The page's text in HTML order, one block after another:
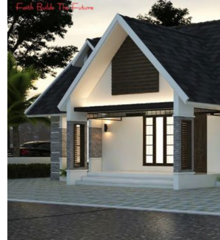
BƠM TRỤC ĐỨNG ĐA TẦNG CÁNH EPSSO
BƠM TRỤC NGANG ĐA TẦNG CÁNH EPSSO
BƠM TRỤC NGANG RỜI TRỤC DSV EPSSO
BƠM CHÌM THOÁT NƯỚC EPSSO
HỆ THỐNG BƠM NÂNG NƯỚC THẢI VỆ SINH
HỆ THỐNG CẤP NƯỚC UỐNG EPSSO
HỆ THỐNG TÁCH DẦU NƯỚC THẢI EPSSO